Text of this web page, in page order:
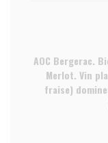
AOC Bergerac.
Merlot. Vin
fraise)